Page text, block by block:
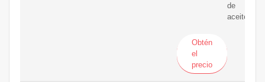
de
aceite.
Obtén
el
precio